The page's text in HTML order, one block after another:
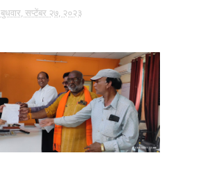
बुधवार, सप्टेंबर २७, २०२३